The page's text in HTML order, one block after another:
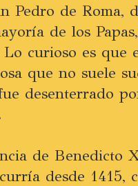
Pedro de Roma,
de los
curioso es que
que no suele
desenterrado
de Benedicto
desde 1415,